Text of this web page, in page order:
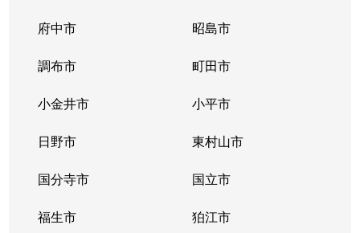
府中市 昭島市
調布市 町田市
小金井市 小平市
日野市 東村山市
国分寺市 国立市
福生市 狛江市